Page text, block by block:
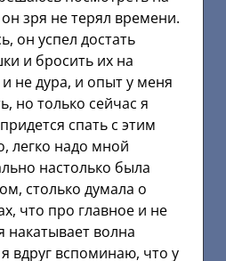
зря не терял времени.
он успел достать
и бросить их на
не дура, и опыт у меня
но только сейчас я
спать с этим
легко надо мной
настолько была
столько думала о
что про главное и не
волна
вдруг вспоминаю, что у